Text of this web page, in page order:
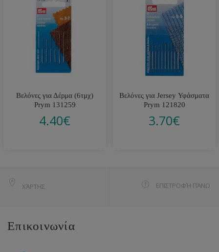
Βελόνες για Δέρμα (6τμχ)
Prym 131259
4.40€
Βελόνες για Jersey Υφάσματα
Prym 121820
3.70€
ΧΆΡΤΗΣ ΕΠΙΣΤΡΟΦΉ ΠΆΝΩ
Επικοινωνία